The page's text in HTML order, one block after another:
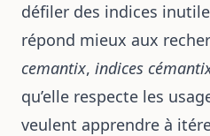
défiler des indices
répond mieux aux
cemantix, indices
qu’elle respecte les
veulent apprendre à